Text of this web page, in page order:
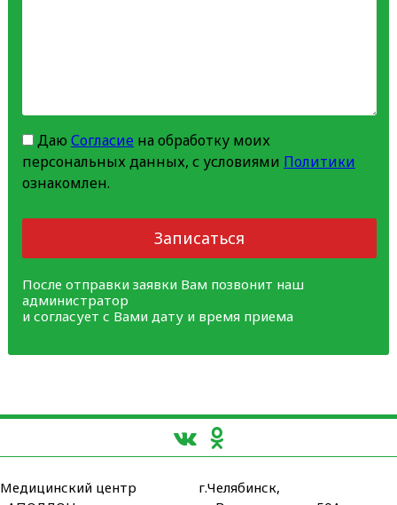
Даю Согласиена обработку моих
персональных данных, с условиями Политики
ознакомлен.
Записаться
После отправки заявки Вам позвонит наш
администратор
и согласует с Вами дату и время приема
Медицинский центр
г.Челябинск,